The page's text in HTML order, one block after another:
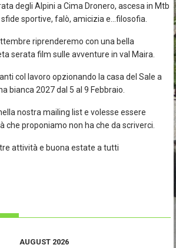
degli Alpini a Cima Dronero, ascesa in Mtb
sportive, falò, amicizia e…filosofia.
riprenderemo con una bella
serata film sulle avventure in val Maira.
col lavoro opzionando la casa del Sale a
bianca 2027 dal 5 al 9 Febbraio.
nostra mailing list e volesse essere
che proponiamo non ha che da scriverci.
attività e buona estate a tutti
AUGUST 2026